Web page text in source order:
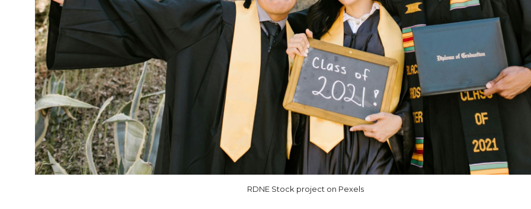
RDNE Stock project on Pexels